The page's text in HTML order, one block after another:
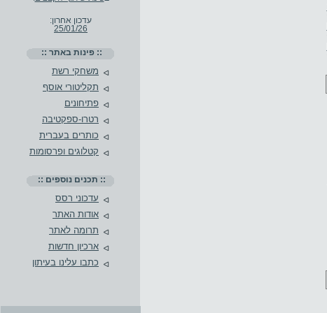
עדכון אחרון:
25/01/26
:: פינות באתר ::
משחקי רשת
תקליטורי אוסף
פתיחונים
רטרו-ספקטיבה
כותרים בעברית
קטלוגים ופרסומות
:: תכנים נוספים ::
עדכוני רסס
אודות האתר
תרומה לאתר
ארכיון חדשות
כתבו עלינו בעיתון